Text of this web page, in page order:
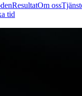
ResultatOm oss
tid